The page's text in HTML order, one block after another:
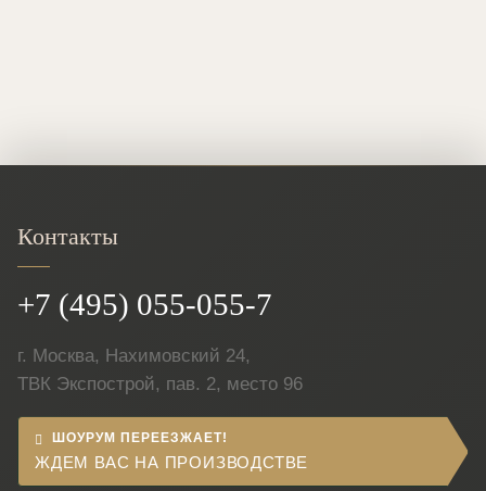
Контакты
+7 (495) 055-055-7
г. Москва, Нахимовский 24,
ТВК Экспострой, пав. 2, место 96
ШОУРУМ ПЕРЕЕЗЖАЕТ!
ЖДЕМ ВАС НА ПРОИЗВОДСТВЕ